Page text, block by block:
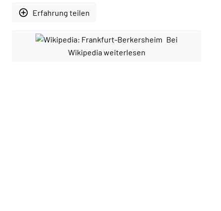
add_circle_outline Erfahrung teilen
Bei
Wikipedia weiterlesen